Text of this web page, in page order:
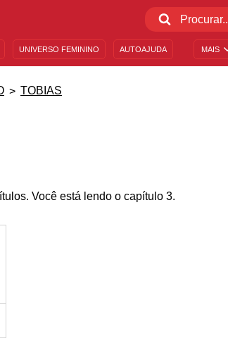
MAIS
UNIVERSO FEMININO AUTOAJUDA
TOBIAS
Você está lendo o capítulo 3.